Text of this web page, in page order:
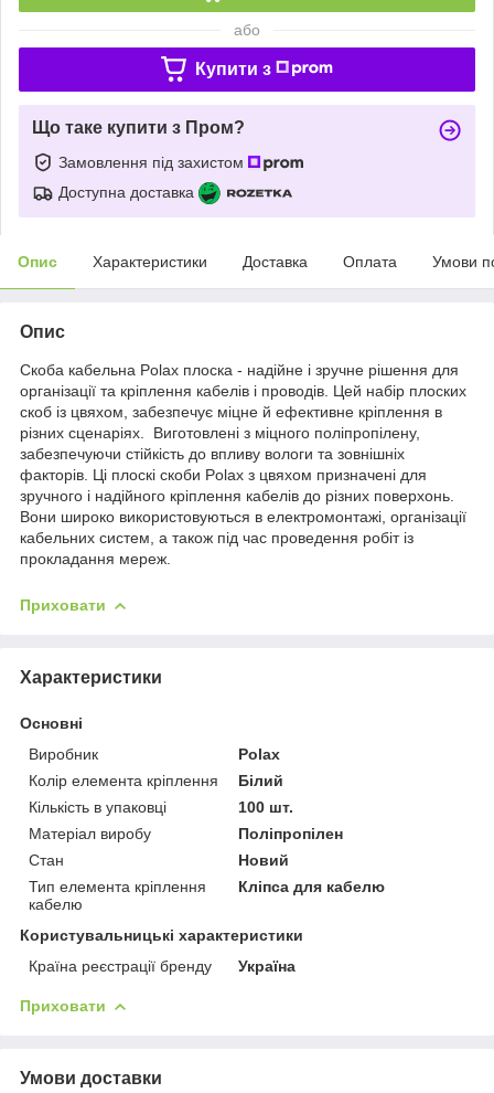
або
Купити з
Що таке купити з Пром?
Замовлення під захистом
Доступна доставка
Опис Характеристики Доставка Оплата Умови
Опис
Скоба кабельна Polax плоска - надійне і зручне рішення для
організації та кріплення кабелів і проводів. Цей набір плоских
скоб із цвяхом, забезпечує міцне й ефективне кріплення в
різних сценаріях. Виготовлені з міцного поліпропілену,
забезпечуючи стійкість до впливу вологи та зовнішніх
факторів. Ці плоскі скоби Polax з цвяхом призначені для
зручного і надійного кріплення кабелів до різних поверхонь.
Вони широко використовуються в електромонтажі, організації
кабельних систем, а також під час проведення робіт із
прокладання мереж.
Приховати
Характеристики
Основні
Виробник
Polax
Колір елемента кріплення
Білий
Кількість в упаковці
100 шт.
Матеріал виробу
Поліпропілен
Стан
Новий
Тип елемента кріплення
кабелю
Кліпса для кабелю
Користувальницькі характеристики
Країна реєстрації бренду
Україна
Приховати
Умови доставки